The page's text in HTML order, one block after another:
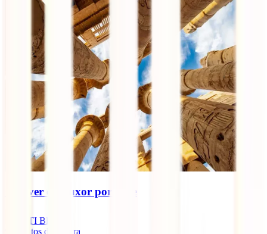
Qué ver en Luxor por libre
IATI Blog
minutos de lectura